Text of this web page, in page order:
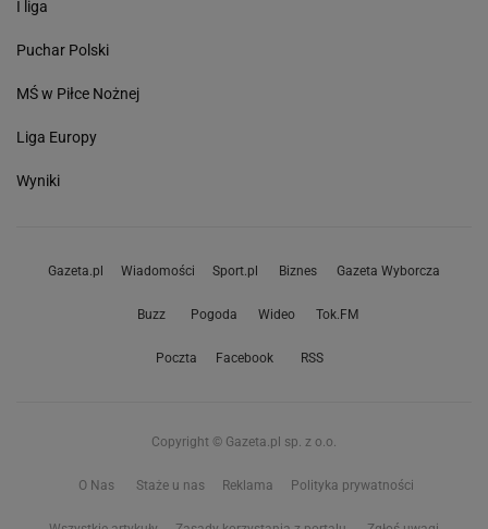
I liga
Puchar Polski
MŚ w Piłce Nożnej
Liga Europy
Wyniki
Gazeta.pl Wiadomości Sport.pl Biznes Gazeta Wyborcza
Buzz Pogoda Wideo Tok.FM
Poczta Facebook RSS
Copyright © Gazeta.pl sp. z o.o.
O Nas Staże u nas Reklama Polityka prywatności